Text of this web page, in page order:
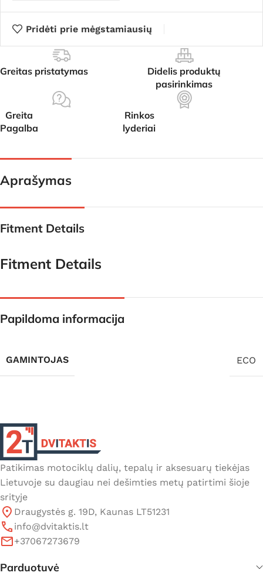
Pridėti prie mėgstamiausių
Greitas pristatymas
Didelis produktų
pasirinkimas
Greita
Pagalba
Rinkos
lyderiai
Aprašymas
Fitment Details
Fitment Details
Papildoma informacija
GAMINTOJAS ECO
Patikimas motociklų dalių, tepalų ir aksesuarų tiekėjas
Lietuvoje su daugiau nei dešimties metų patirtimi šioje
srityje
Draugystės g. 19D, Kaunas LT51231
info@dvitaktis.lt
+37067273679
Parduotuvė